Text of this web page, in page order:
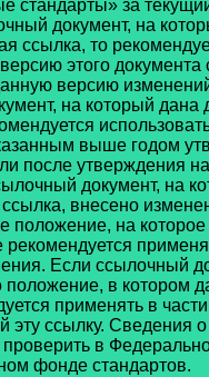
стандарты» за
документ, на
ссылка, то
этого документа
версию
на который дана
выше годом
после утверждения
документ, на
внесено
положение, на
Если ссылочный
положение, в котором
применять в
эту ссылку. Сведения
в
фонде стандартов.